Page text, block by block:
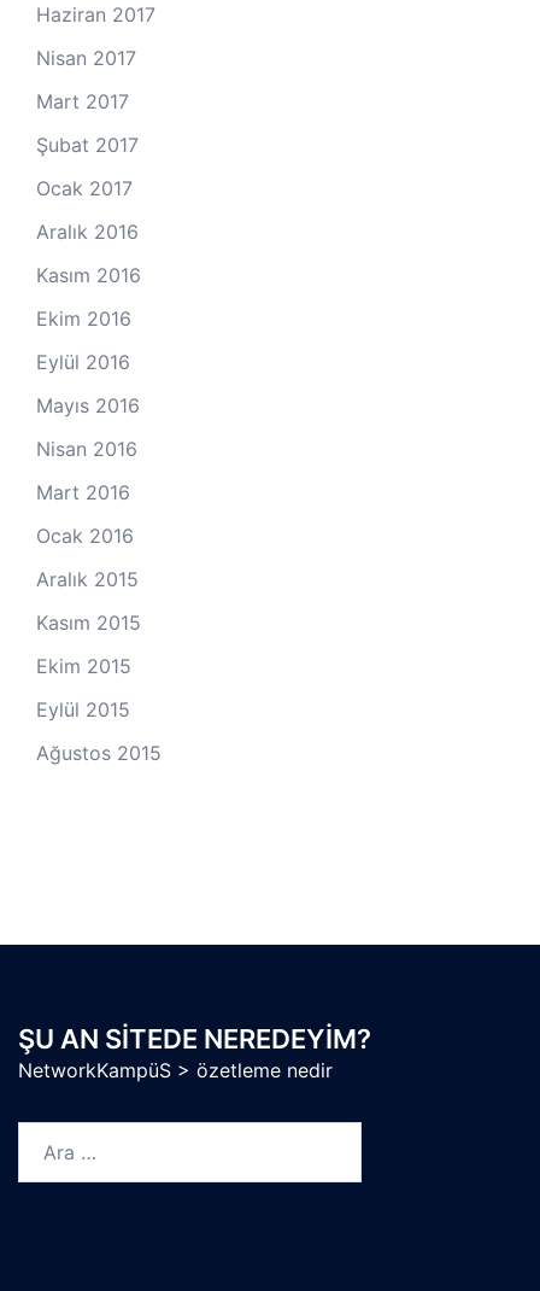
Haziran 2017
Nisan 2017
Mart 2017
Şubat 2017
Ocak 2017
Aralık 2016
Kasım 2016
Ekim 2016
Eylül 2016
Mayıs 2016
Nisan 2016
Mart 2016
Ocak 2016
Aralık 2015
Kasım 2015
Ekim 2015
Eylül 2015
Ağustos 2015
ŞU AN SITEDE NEREDEYIM?
NetworkKampüS > özetleme nedir